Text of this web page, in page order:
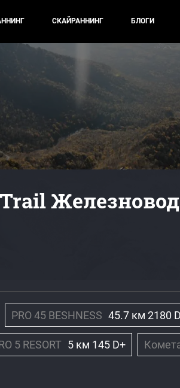
СКАЙРАННИНГ БЛОГИ
PRO 45 BESHNESS 45.7 км 2180
5 RESORT 5 км 145 D+